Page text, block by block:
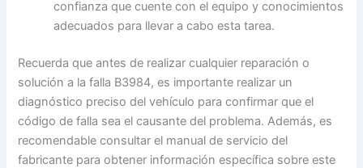
confianza que cuente con el equipo y conocimientos
adecuados para llevar a cabo esta tarea.
Recuerda que antes de realizar cualquier reparación o
solución a la falla B3984, es importante realizar un
diagnóstico preciso del vehículo para confirmar que el
código de falla sea el causante del problema. Además, es
recomendable consultar el manual de servicio del
fabricante para obtener información específica sobre este